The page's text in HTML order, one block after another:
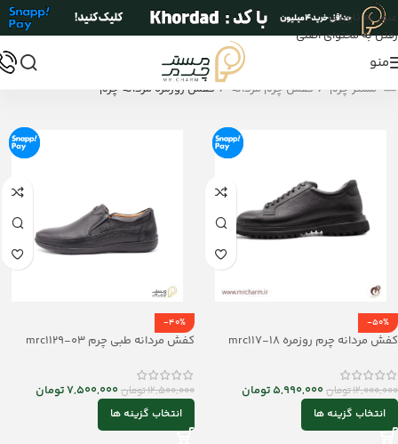
عبور به ناوبری
رفتن به محتوای اصلی
منو
مستر چرم / کفش چرم مردانه /کفش روزمره مردانه چرم
-50%
کفش مردانه چرم روزمره mrc117-18
12,000,000تومان5,990,000تومان
انتخاب گزینه ها
-40%
کفش مردانه طبی چرم mrc1129-03
12,500,000تومان7,500,000تومان
انتخاب گزینه ها